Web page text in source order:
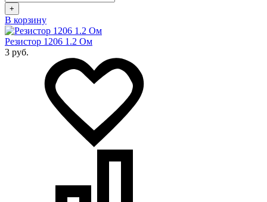
+
В корзину
Резистор 1206 1.2 Ом
3 руб.